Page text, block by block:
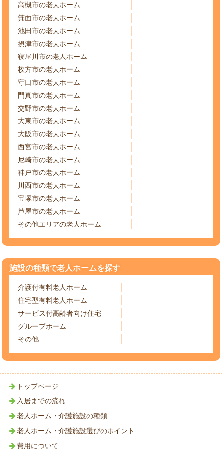
高槻市の老人ホーム
箕面市の老人ホーム
池田市の老人ホーム
摂津市の老人ホーム
寝屋川市の老人ホーム
枚方市の老人ホーム
守口市の老人ホーム
門真市の老人ホーム
交野市の老人ホーム
大東市の老人ホーム
大阪市の老人ホーム
西宮市の老人ホーム
尼崎市の老人ホーム
神戸市の老人ホーム
川西市の老人ホーム
宝塚市の老人ホーム
芦屋市の老人ホーム
その他エリアの老人ホーム
施設の種類で老人ホームを探す
介護付有料老人ホーム
住宅型有料老人ホーム
サービス付高齢者向け住宅
グループホーム
その他
トップページ
入居までの流れ
老人ホーム・介護施設の種類
老人ホーム・介護施設選びのポイント
費用について